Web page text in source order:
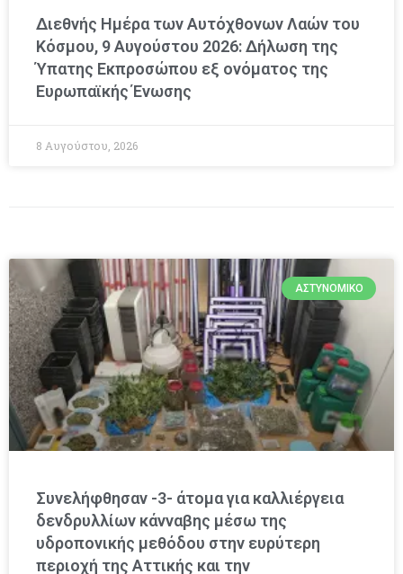
Διεθνής Ημέρα των Αυτόχθονων Λαών του
Κόσμου, 9 Αυγούστου 2026: Δήλωση της
Ύπατης Εκπροσώπου εξ ονόματος της
Ευρωπαϊκής Ένωσης
8 Αυγούστου, 2026
ΑΣΤΥΝΟΜΙΚΌ
Συνελήφθησαν -3- άτομα για καλλιέργεια
δενδρυλλίων κάνναβης μέσω της
υδροπονικής μεθόδου στην ευρύτερη
περιοχή της Αττικής και την